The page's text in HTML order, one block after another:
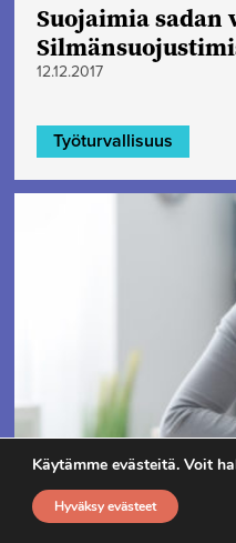
Suojaimia sadan
12.12.2017
Työturvallisuus
Aiempaa
työhyvinvoinnin
Käytämme evästeitä. Voit
Hyväksy evästeet